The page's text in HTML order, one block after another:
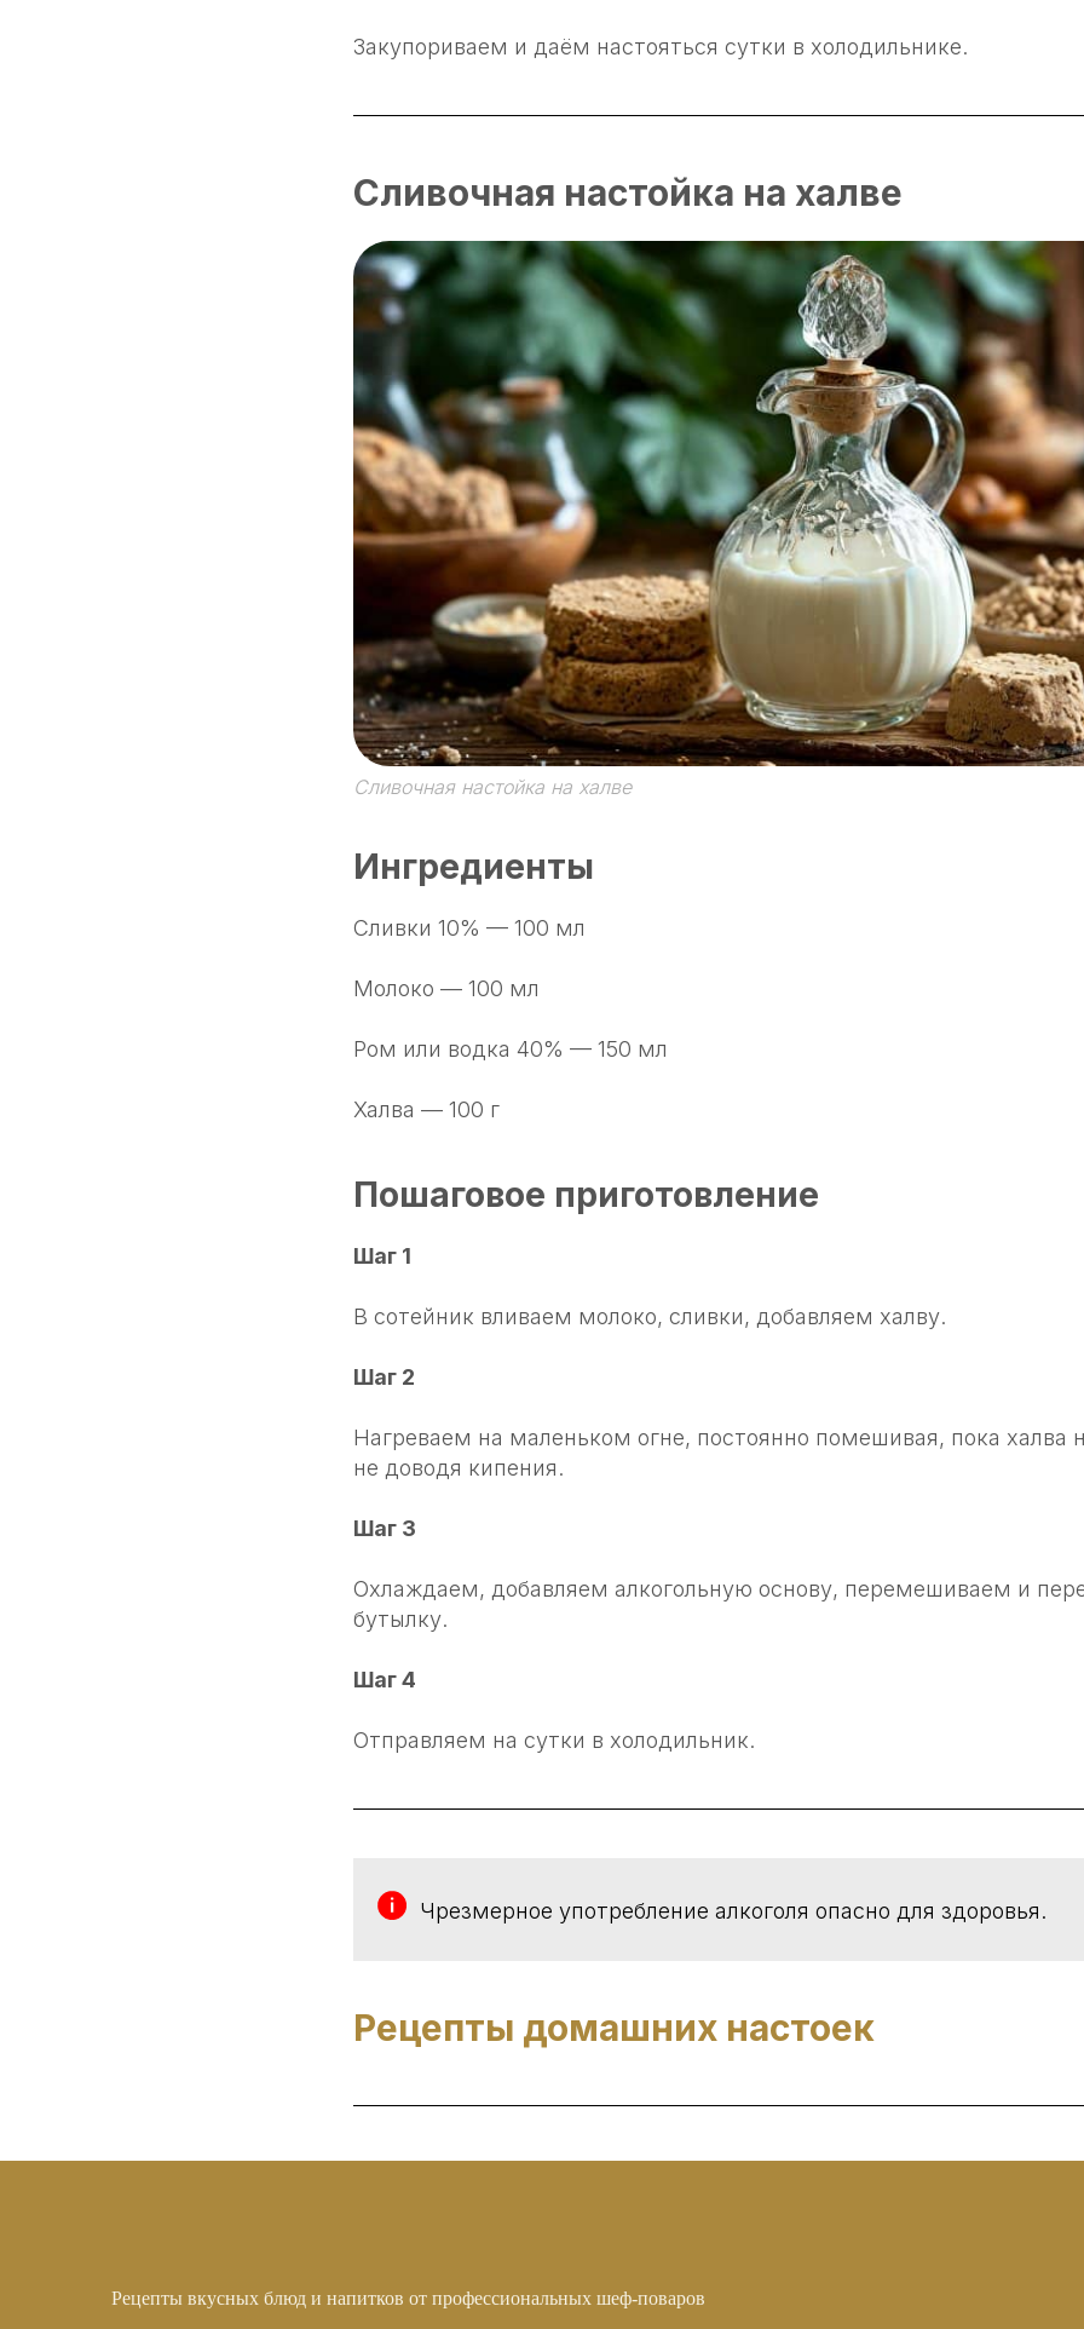
Закупориваем и даём настояться сутки в холодильнике.
Сливочная настойка на халве
Сливочная настойка на халве
Ингредиенты
Сливки 10% — 100 мл
Молоко — 100 мл
Ром или водка 40% — 150 мл
Халва — 100 г
Пошаговое приготовление
Шаг 1
В сотейник вливаем молоко, сливки, добавляем халву.
Шаг 2
Нагреваем на маленьком огне, постоянно помешивая, пока халва
не доводя кипения.
Шаг 3
Охлаждаем, добавляем алкогольную основу, перемешиваем и
бутылку.
Шаг 4
Отправляем на сутки в холодильник.
Чрезмерное употребление алкоголя опасно для здоровья.
Рецепты домашних настоек
Рецепты вкусных блюд и напитков от профессиональных шеф-поваров